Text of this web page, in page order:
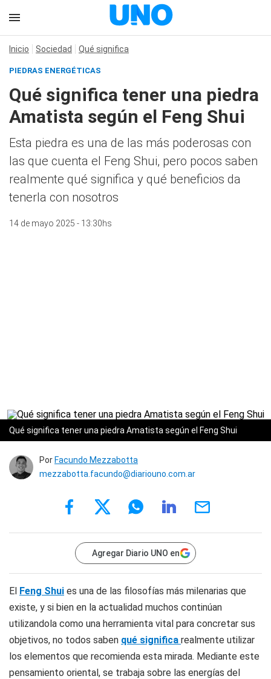
Inicio Sociedad Qué significa
PIEDRAS ENERGÉTICAS
Qué significa tener una piedra
Amatista según el Feng Shui
Esta piedra es una de las más poderosas con
las que cuenta el Feng Shui, pero pocos saben
realmente qué significa y qué beneficios da
tenerla con nosotros
14 de mayo 2025 - 13:30hs
Qué significa tener una piedra Amatista según el Feng Shui
Por Facundo Mezzabotta
mezzabotta.facundo@diariouno.com.ar
Agregar Diario UNO en
El Feng Shui es una de las filosofías más milenarias que
existe, y si bien en la actualidad muchos continúan
utilizandola como una herramienta vital para concretar sus
objetivos, no todos saben qué significa realmente utilizar
los elementos que recomienda esta mirada. Mediante este
pensamiento oriental, se trabaja sobre las energías del